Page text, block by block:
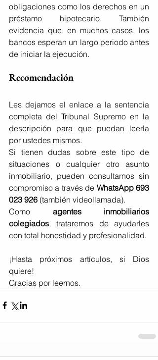
obligaciones como los derechos en un
préstamo hipotecario. También
evidencia que, en muchos casos, los
bancos esperan un largo periodo antes
de iniciar la ejecución.
Recomendación
Les dejamos el enlace a la sentencia
completa del Tribunal Supremo en la
descripción para que puedan leerla
por ustedes mismos.
Si tienen dudas sobre este tipo de
situaciones o cualquier otro asunto
inmobiliario, pueden consultarnos sin
compromiso a través de WhatsApp 693
023 926 (también videollamada).
Como agentes inmobiliarios
colegiados, trataremos de ayudarles
con total honestidad y profesionalidad.
¡Hasta próximos artículos, si Dios
quiere!
Gracias por leernos.